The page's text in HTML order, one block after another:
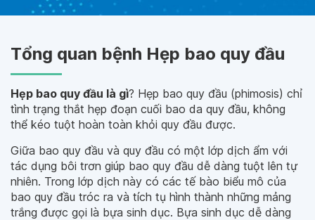
Tổng quan bệnh Hẹp bao quy đầu
Hẹp bao quy đầu là gì? Hẹp bao quy đầu (phimosis) chỉ
tình trạng thắt hẹp đoạn cuối bao da quy đầu, không
thể kéo tuột hoàn toàn khỏi quy đầu được.
Giữa bao quy đầu và quy đầu có một lớp dịch ẩm với
tác dụng bôi trơn giúp bao quy đầu dễ dàng tuột lên tự
nhiên. Trong lớp dịch này có các tế bào biểu mô của
bao quy đầu tróc ra và tích tụ hình thành những mảng
trắng được gọi là bựa sinh dục. Bựa sinh dục dễ dàng